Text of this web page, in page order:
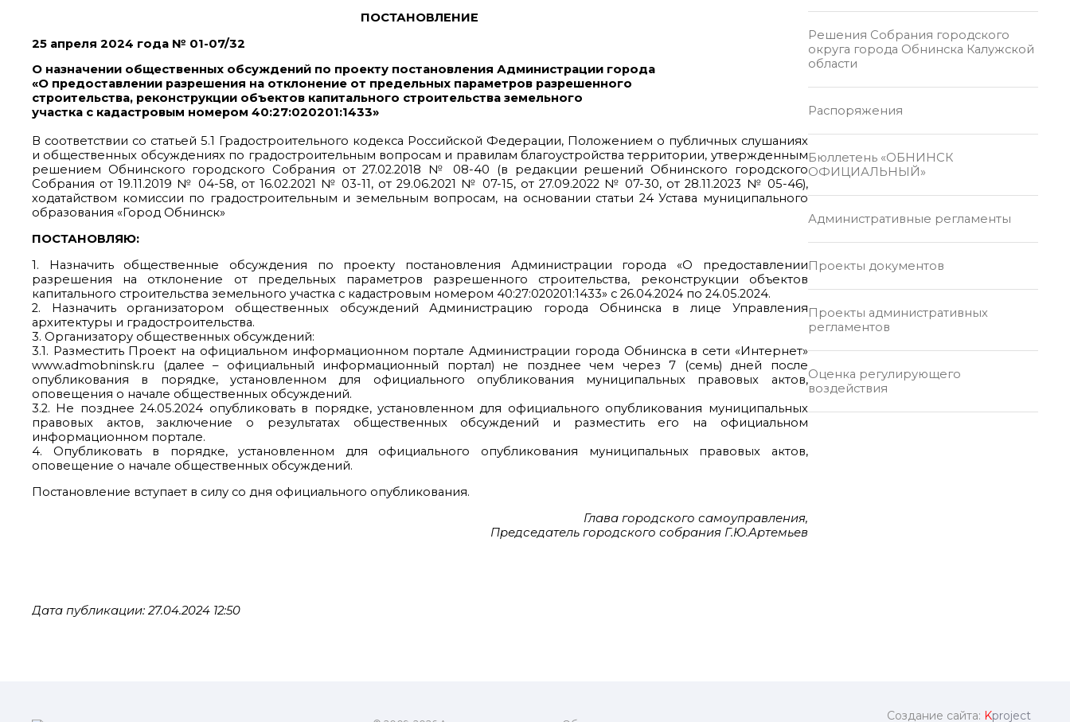
ПОСТАНОВЛЕНИЕ
25 апреля 2024 года № 01-07/32
О назначении общественных обсуждений по проекту постановления Администрации города
«О предоставлении разрешения на отклонение от предельных параметров разрешенного
строительства, реконструкции объектов капитального строительства земельного
участка с кадастровым номером 40:27:020201:1433»
В соответствии со статьей 5.1 Градостроительного кодекса Российской Федерации, Положением о публичных слушаниях
и общественных обсуждениях по градостроительным вопросам и правилам благоустройства территории, утвержденным
решением Обнинского городского Собрания от 27.02.2018 № 08-40 (в редакции решений Обнинского городского
Собрания от 19.11.2019 № 04-58, от 16.02.2021 № 03-11, от 29.06.2021 № 07-15, от 27.09.2022 № 07-30, от 28.11.2023 № 05-46),
ходатайством комиссии по градостроительным и земельным вопросам, на основании статьи 24 Устава муниципального
образования «Город Обнинск»
ПОСТАНОВЛЯЮ:
1. Назначить общественные обсуждения по проекту постановления Администрации города «О предоставлении
разрешения на отклонение от предельных параметров разрешенного строительства, реконструкции объектов
капитального строительства земельного участка с кадастровым номером 40:27:020201:1433» с 26.04.2024 по 24.05.2024.
2. Назначить организатором общественных обсуждений Администрацию города Обнинска в лице Управления
архитектуры и градостроительства.
3. Организатору общественных обсуждений:
3.1. Разместить Проект на официальном информационном портале Администрации города Обнинска в сети «Интернет»
www.admobninsk.ru (далее – официальный информационный портал) не позднее чем через 7 (семь) дней после
опубликования в порядке, установленном для официального опубликования муниципальных правовых актов,
оповещения о начале общественных обсуждений.
3.2. Не позднее 24.05.2024 опубликовать в порядке, установленном для официального опубликования муниципальных
правовых актов, заключение о результатах общественных обсуждений и разместить его на официальном
информационном портале.
4. Опубликовать в порядке, установленном для официального опубликования муниципальных правовых актов,
оповещение о начале общественных обсуждений.
Постановление вступает в силу со дня официального опубликования.
Глава городского самоуправления,
Председатель городского собрания Г.Ю.Артемьев
Дата публикации: 27.04.2024 12:50
Решения Собрания городского
округа города Обнинска Калужской
области
Распоряжения
Бюллетень «ОБНИНСК
ОФИЦИАЛЬНЫЙ»
Административные регламенты
Проекты документов
Проекты административных
регламентов
Оценка регулирующего
воздействия
Создание сайта: Kproject